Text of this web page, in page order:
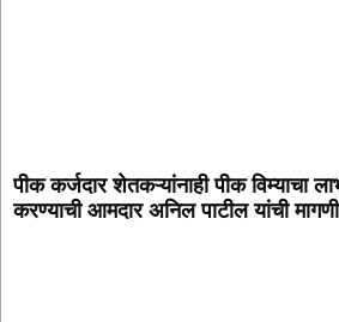
पीक कर्जदार शेतकऱ्यांनाही पीक विम्याचा
करण्याची आमदार अनिल पाटील यांची मागणी